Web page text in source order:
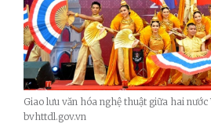
Giao lưu văn hóa nghệ thuật giữa hai
bvhttdl.gov.vn